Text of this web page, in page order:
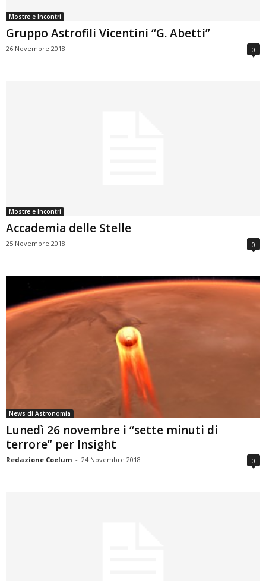
Mostre e Incontri
Gruppo Astrofili Vicentini “G. Abetti”
26 Novembre 2018 0
Mostre e Incontri
Accademia delle Stelle
25 Novembre 2018 0
News di Astronomia
Lunedì 26 novembre i “sette minuti di
terrore” per Insight
Redazione Coelum - 24 Novembre 2018 0